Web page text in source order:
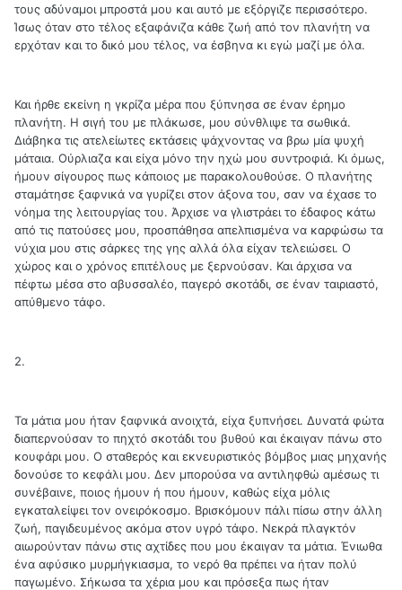
τους αδύναμοι μπροστά μου και αυτό με εξόργιζε περισσότερο.
Ίσως όταν στο τέλος εξαφάνιζα κάθε ζωή από τον πλανήτη να
ερχόταν και το δικό μου τέλος, να έσβηνα κι εγώ μαζί με όλα.
Και ήρθε εκείνη η γκρίζα μέρα που ξύπνησα σε έναν έρημο
πλανήτη. Η σιγή του με πλάκωσε, μου σύνθλιψε τα σωθικά.
Διάβηκα τις ατελείωτες εκτάσεις ψάχνοντας να βρω μία ψυχή
μάταια. Ούρλιαζα και είχα μόνο την ηχώ μου συντροφιά. Κι όμως,
ήμουν σίγουρος πως κάποιος με παρακολουθούσε. Ο πλανήτης
σταμάτησε ξαφνικά να γυρίζει στον άξονα του, σαν να έχασε το
νόημα της λειτουργίας του. Άρχισε να γλιστράει το έδαφος κάτω
από τις πατούσες μου, προσπάθησα απελπισμένα να καρφώσω τα
νύχια μου στις σάρκες της γης αλλά όλα είχαν τελειώσει. Ο
χώρος και ο χρόνος επιτέλους με ξερνούσαν. Και άρχισα να
πέφτω μέσα στο αβυσσαλέο, παγερό σκοτάδι, σε έναν ταιριαστό,
απύθμενο τάφο.
2.
Τα μάτια μου ήταν ξαφνικά ανοιχτά, είχα ξυπνήσει. Δυνατά φώτα
διαπερνούσαν το πηχτό σκοτάδι του βυθού και έκαιγαν πάνω στο
κουφάρι μου. Ο σταθερός και εκνευριστικός βόμβος μιας μηχανής
δονούσε το κεφάλι μου. Δεν μπορούσα να αντιληφθώ αμέσως τι
συνέβαινε, ποιος ήμουν ή που ήμουν, καθώς είχα μόλις
εγκαταλείψει τον ονειρόκοσμο. Βρισκόμουν πάλι πίσω στην άλλη
ζωή, παγιδευμένος ακόμα στον υγρό τάφο. Νεκρά πλαγκτόν
αιωρούνταν πάνω στις αχτίδες που μου έκαιγαν τα μάτια. Ένιωθα
ένα αφύσικο μυρμήγκιασμα, το νερό θα πρέπει να ήταν πολύ
παγωμένο. Σήκωσα τα χέρια μου και πρόσεξα πως ήταν